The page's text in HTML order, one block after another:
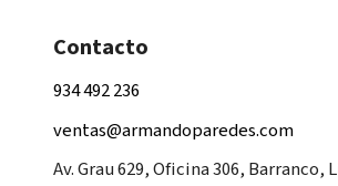
Contacto
934 492 236
ventas@armandoparedes.com
Av. Grau 629, Oficina 306, Barranco,